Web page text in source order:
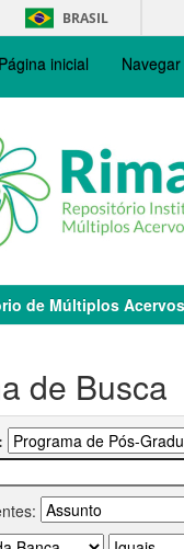
BRASIL
inicial Navegar
de Múltiplos
de Busca